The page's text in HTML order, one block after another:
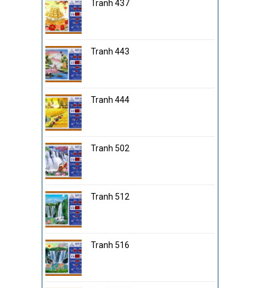
Tranh 437
Tranh 443
Tranh 444
Tranh 502
Tranh 512
Tranh 516